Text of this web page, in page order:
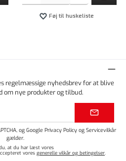
Føj til huskeliste
regelmæssige nyhedsbrev for at blive
om nye produkter og tilbud.
og Google Privacy Policyog Servicevilkår
gælder.
at du har læst vores
voresgenerelle vilkår og betingelser.